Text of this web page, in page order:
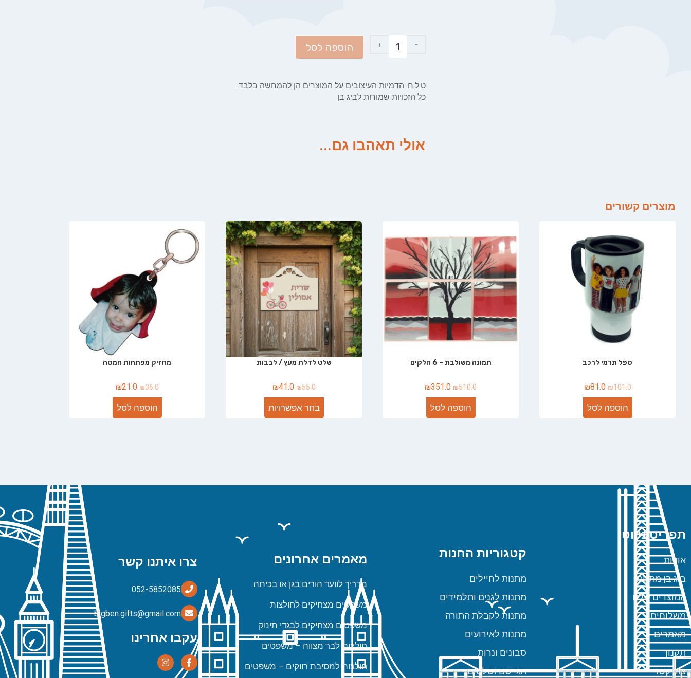
-
+ הוספה לסל
ט.ל.ח. הדמיות העיצובים על המוצרים הן להמחשה בלבד.
כל הזכויות שמורות לביג בן
אולי תאהבו גם...
מוצרים קשורים
ספל תרמי לרכב
₪101.0
₪81.0
הוספה לסל
תמונה משולבת – 6 חלקים
₪510.0
₪351.0
הוספה לסל
שלט לדלת מעץ / לבבות
₪55.0
₪41.0
בחר אפשרויות
מחזיק מפתחות חמסה
₪36.0
₪21.0
הוספה לסל
תפריט ניווט
אודות
ביג בן מתנות
המוצרים שלנו
משלוחים
מאמרים
תקנון
צור קשר
קטגוריות החנות
מתנות לחיילים
מתנות לגנים ותלמידים
מתנות לקבלת התורה
מתנות לאירועים
סבונים ונרות
תגי שם ושלטים
מאמרים אחרונים
מדריך לוועד הורים בגן או בכיתה
משפטים מצחיקים לחולצות
משפטים מצחיקים לבגדי תינוק
חולצות לבר מצווה – משפטים
חולצות למסיבת רווקים – משפטים
צרו איתנו קשר
bigben.gifts@gmail.com
עקבו אחרינו